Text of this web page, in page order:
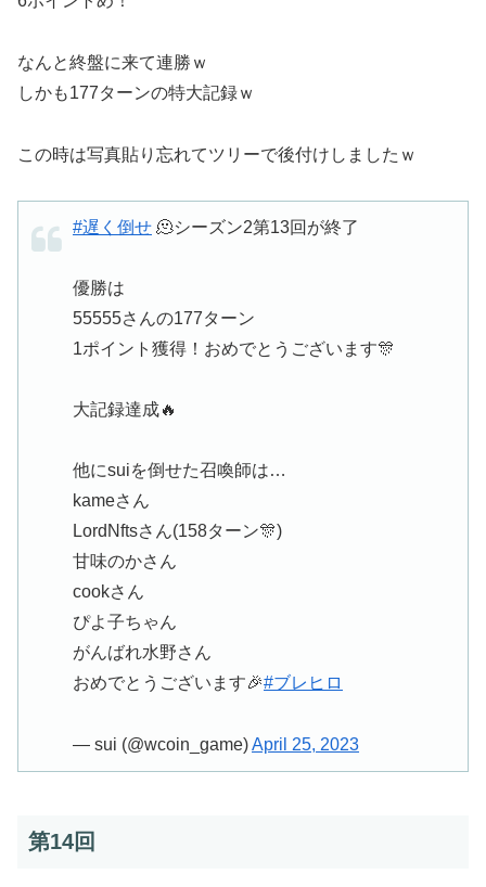
なんと終盤に来て連勝ｗ
しかも177ターンの特大記録ｗ
この時は写真貼り忘れてツリーで後付けしましたｗ
#遅く倒せ 🫠シーズン2第13回が終了
優勝は
55555さんの177ターン
1ポイント獲得！おめでとうございます🎊
大記録達成🔥
他にsuiを倒せた召喚師は…
kameさん
LordNftsさん(158ターン🎊)
甘味のかさん
cookさん
ぴよ子ちゃん
がんばれ水野さん
おめでとうございます🎉#ブレヒロ
— sui (@wcoin_game)April 25, 2023
第14回